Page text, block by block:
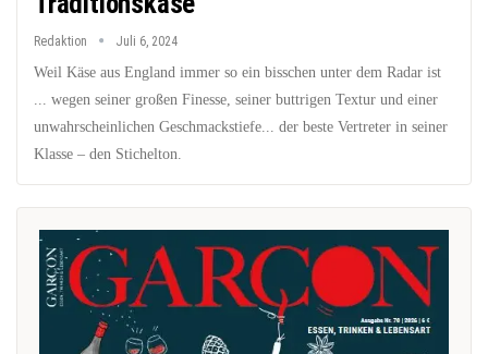
Redaktion Juli 6, 2024
Weil Käse aus England immer so ein bisschen unter dem Radar ist
... wegen seiner großen Finesse, seiner buttrigen Textur und einer
unwahrscheinlichen Geschmackstiefe... der beste Vertreter in seiner
Klasse – den Stichelton.